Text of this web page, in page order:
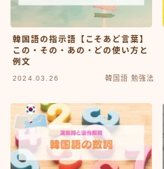
韓国映画
韓国バラエティ
韓国情報
お問い合わせ
韓国語の指示語【こそあど言葉】
この・その・あの・どの使い方と
例文
2024.03.26 韓国語 勉強法